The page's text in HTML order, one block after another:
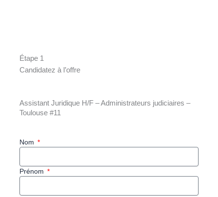
Étape 1
Candidatez à l’offre
Assistant Juridique H/F – Administrateurs judiciaires –
Toulouse #11
Nom
Prénom